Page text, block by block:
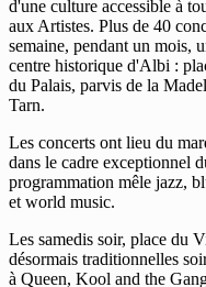
d'une culture accessible à
aux Artistes. Plus de 40
semaine, pendant un mois,
centre historique d'Albi :
du Palais, parvis de la
Tarn.
Les concerts ont lieu du
dans le cadre exceptionnel
programmation mêle jazz,
et world music.
Les samedis soir, place du
désormais traditionnelles
à Queen, Kool and the